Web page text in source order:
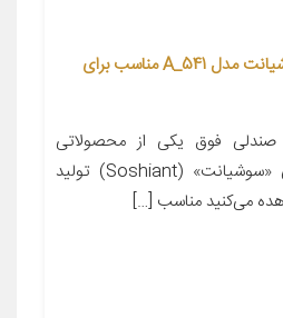
روکش صندلی خودرو سوشیانت مدل A_541 مناسب برای
فوق یکی از محصولاتی
است,که در گروه صنعتی «سوشیانت» (Soshiant) تولید
می‌کنید مناسب […]